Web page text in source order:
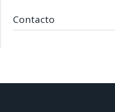
Contacto